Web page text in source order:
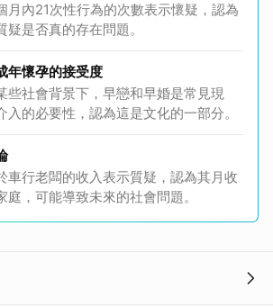
月內21次性行為的次數表示懷疑，認為
是否真的存在問題。
年懷孕的接受度
些社會背景下，早戀和早婚是常見現
入的必要性，認為這是文化的一部分。
車行老闆的收入表示質疑，認為其月收
庭，可能導致未來的社會問題。